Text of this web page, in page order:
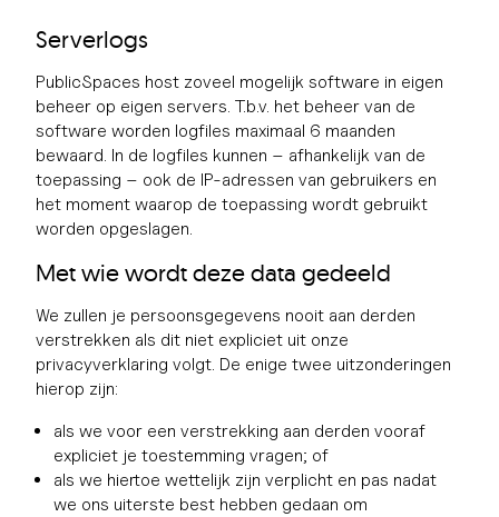
Serverlogs
PublicSpaces host zoveel mogelijk software in eigen
beheer op eigen servers. T.b.v. het beheer van de
software worden logfiles maximaal 6 maanden
bewaard. In de logfiles kunnen – afhankelijk van de
toepassing – ook de IP-adressen van gebruikers en
het moment waarop de toepassing wordt gebruikt
worden opgeslagen.
Met wie wordt deze data gedeeld
We zullen je persoonsgegevens nooit aan derden
verstrekken als dit niet expliciet uit onze
privacyverklaring volgt. De enige twee uitzonderingen
hierop zijn:
als we voor een verstrekking aan derden vooraf
expliciet je toestemming vragen; of
als we hiertoe wettelijk zijn verplicht en pas nadat
we ons uiterste best hebben gedaan om